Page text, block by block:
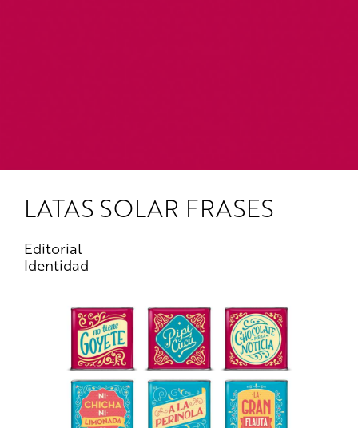
LATAS SOLAR FRASES
Editorial
Identidad